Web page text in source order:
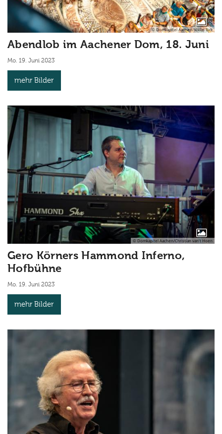
© Domkapitel Aachen/Niklas Birk
Abendlob im Aachener Dom, 18. Juni
Mo. 19. Juni 2023
mehr Bilder
© Domkapitel Aachen/Christian van't Hoen
Gero Körners Hammond Inferno,
Hofbühne
Mo. 19. Juni 2023
mehr Bilder